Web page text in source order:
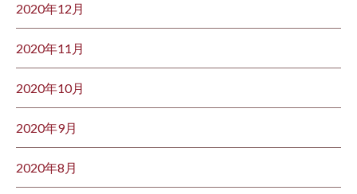
2020年12月
2020年11月
2020年10月
2020年9月
2020年8月